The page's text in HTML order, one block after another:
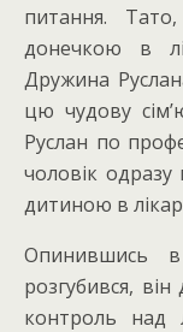
питання.
донечкою в
Дружина
цю чудову
Руслан по
чоловік
дитиною в
Опинившись
розгубився,
контроль над